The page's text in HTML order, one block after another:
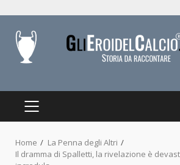
content
PRIMARY
Home
La Penna degli Altri
Il dramma di Spalletti, la rivelazione è